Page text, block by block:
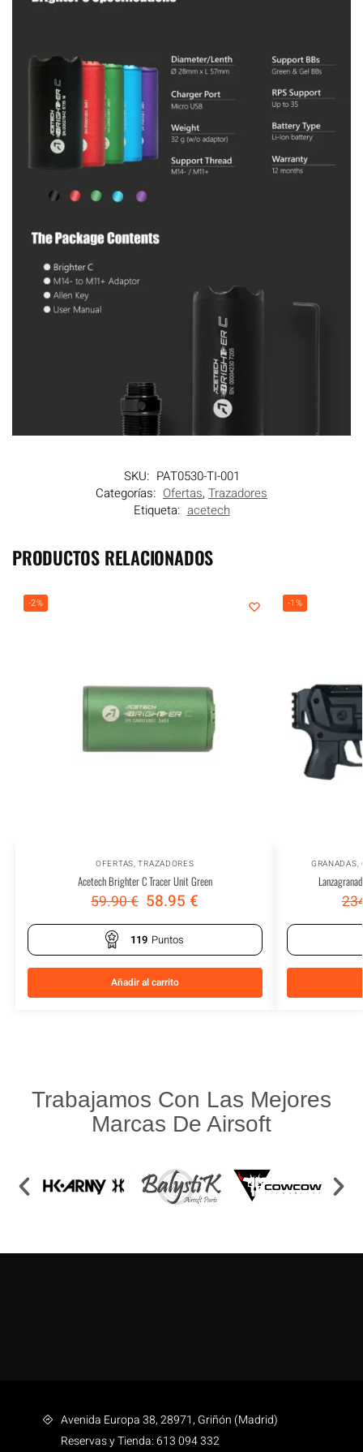
SKU: PAT0530-TI-001
Categorías: Ofertas, Trazadores
Etiqueta: acetech
PRODUCTOS RELACIONADOS
-2%
OFERTAS,TRAZADORES
Acetech Brighter C Tracer Unit Green
59.90€ 58.95€
119 Puntos
Añadir al carrito
-1%
GRANADAS,
Trabajamos Con Las Mejores
Marcas De Airsoft
Avenida Europa 38, 28971, Griñón (Madrid)
Reservas y Tienda: 613 094 332